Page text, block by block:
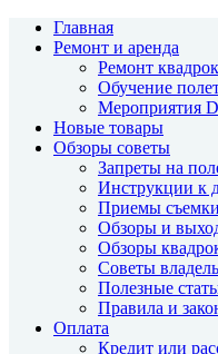
Главная
Ремонт и аренда
Ремонт
Обучение
Мероприятия
Новые товары
Обзоры советы
Запреты на
Инструкции к
Приемы
Обзоры и
Обзоры
Советы
Полезные
Правила и
Оплата
Кредит или